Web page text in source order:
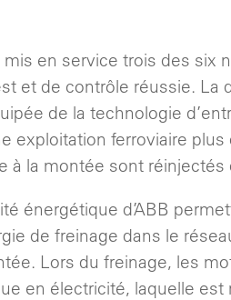
en service trois des six
et de contrôle réussie. La
de la technologie
exploitation ferroviaire
à la montée sont réinjectés
énergétique d’ABB
de freinage dans le
Lors du freinage, les
en électricité, laquelle est